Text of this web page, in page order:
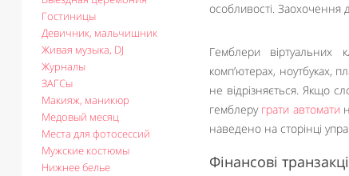
Гостиницы
Девичник, мальчишник
Живая музыка, DJ
Журналы
ЗАГСы
Макияж, маникюр
Медовый месяц
Места для фотосессий
Мужские костюмы
Нижнее белье
особливості. Заохочення
Гемблери віртуальних
комп’ютерах, ноутбуках,
не відрізняється. Якщо
гемблеру грати автомати
наведено на сторінці
Фінансові